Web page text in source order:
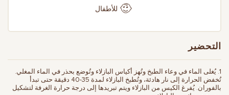
للأطفال
التحضير
1. يُغلى الماء في وعاء الطبخ وتُهز أكياس البازلاء وتُوضع بحذر في الماء المغلي.
تُخفض الحرارة إلى نار هادئة، وتُطبخ البازلاء لمدة 35-40 دقيقة حتى تبدأ
بالفوران. يُفرغ الكيس من البازلاء ويتم تبريدها إلى درجة حرارة الغرفة لتشكيل